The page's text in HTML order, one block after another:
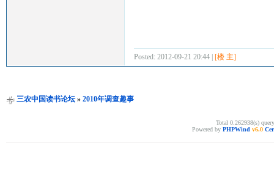
Posted: 2012-09-21 20:44 | [楼 主]
三农中国读书论坛» 2010年调查趣事
Total 0.262938(s)
Powered by PHPWind v6.0